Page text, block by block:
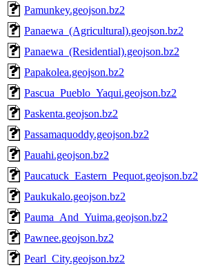
Pamunkey.geojson.bz2
Panaewa_(Agricultural).geojson.bz2
Panaewa_(Residential).geojson.bz2
Papakolea.geojson.bz2
Pascua_Pueblo_Yaqui.geojson.bz2
Paskenta.geojson.bz2
Passamaquoddy.geojson.bz2
Pauahi.geojson.bz2
Paucatuck_Eastern_Pequot.geojson.bz2
Paukukalo.geojson.bz2
Pauma_And_Yuima.geojson.bz2
Pawnee.geojson.bz2
Pearl_City.geojson.bz2